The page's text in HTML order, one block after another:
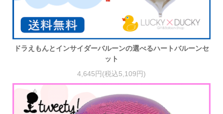
ドラえもんとインサイダーバルーンの選べるハートバルーンセ
ット
4,645円(税込5,109円)